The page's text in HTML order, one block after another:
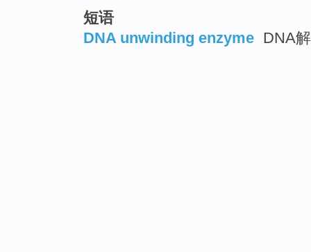
短语
DNA unwinding enzyme DNA